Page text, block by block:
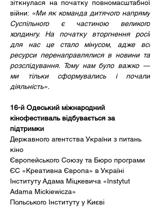
зіткнулася на початку повномасштабної
війни: «Ми як команда дитячого напряму
Суспільного є частиною великого
холдингу. На початку вторгнення росії
для нас це стало мінусом, адже всі
ресурси перенаправлялися в новини та
розслідування. Тому нам було важко —
ми тільки сформувались і почали
діяльність».
16-й Одеський міжнародний
кінофестиваль відбувається за
підтримки
Державного агентства України з питань
кіно
Європейського Союзу та Бюро програми
ЄС «Креативна Європа» в Україні
Інституту Адама Міцкевича «Instytut
Adama Mickiewicza»
Польського Інституту у Києві